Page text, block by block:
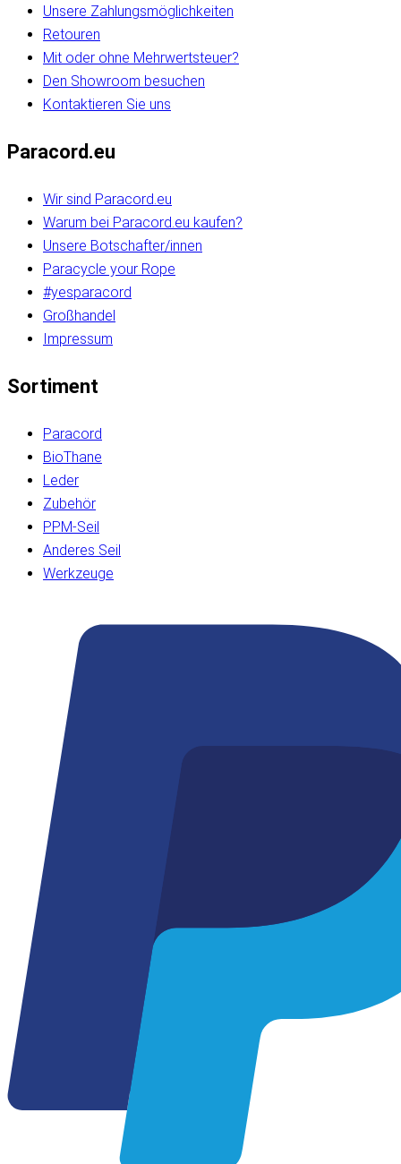
Unsere Zahlungsmöglichkeiten
Retouren
Mit oder ohne Mehrwertsteuer?
Den Showroom besuchen
Kontaktieren Sie uns
Paracord.eu
Wir sind Paracord.eu
Warum bei Paracord.eu kaufen?
Unsere Botschafter/innen
Paracycle your Rope
#yesparacord
Großhandel
Impressum
Sortiment
Paracord
BioThane
Leder
Zubehör
PPM-Seil
Anderes Seil
Werkzeuge